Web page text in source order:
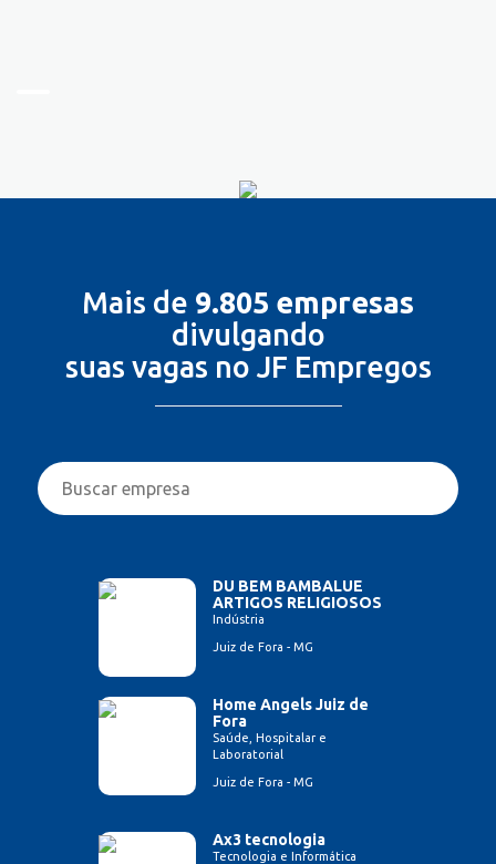
Mais de 9.805 empresas
divulgando
suas vagas no JF Empregos
DU BEM BAMBALUE
ARTIGOS RELIGIOSOS
Indústria
Juiz de Fora - MG
Home Angels Juiz de
Fora
Saúde, Hospitalar e
Laboratorial
Juiz de Fora - MG
Ax3 tecnologia
Tecnologia e Informática